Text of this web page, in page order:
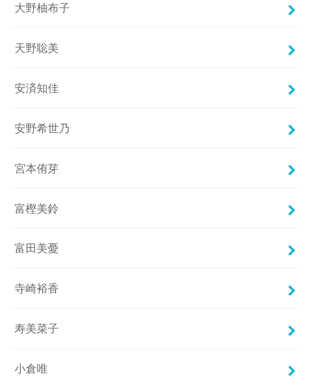
大野柚布子
天野聡美
安済知佳
安野希世乃
宮本侑芽
富樫美鈴
富田美憂
寺崎裕香
寿美菜子
小倉唯